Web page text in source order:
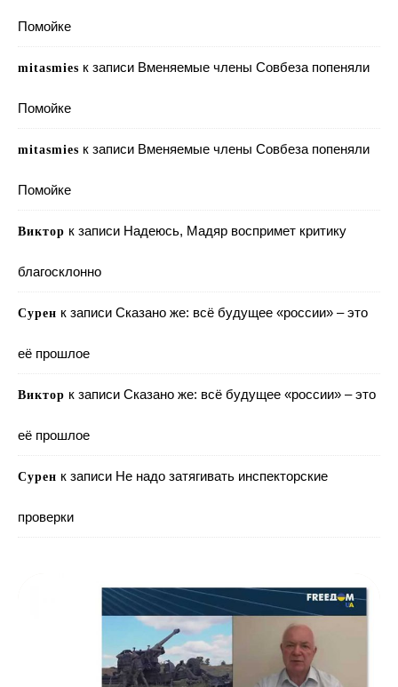
Помойке
mitasmies к записи Вменяемые члены Совбеза попеняли
Помойке
mitasmies к записи Вменяемые члены Совбеза попеняли
Помойке
Виктор к записи Надеюсь, Мадяр воспримет критику
благосклонно
Сурен к записи Сказано же: всё будущее «россии» – это
её прошлое
Виктор к записи Сказано же: всё будущее «россии» – это
её прошлое
Сурен к записи Не надо затягивать инспекторские
проверки